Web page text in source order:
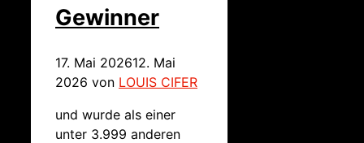
Gewinner
17. Mai 202612. Mai
2026 von LOUIS CIFER
und wurde als einer
unter 3.999 anderen